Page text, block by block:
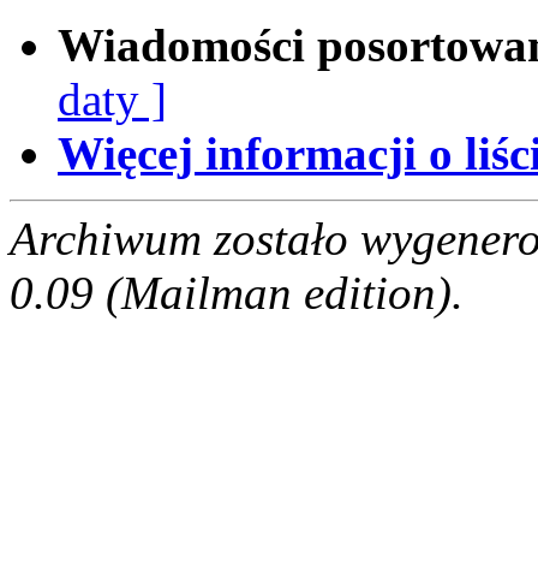
Wiadomości
daty ]
Więcej informacji o
Archiwum zostało
0.09 (Mailman edition).